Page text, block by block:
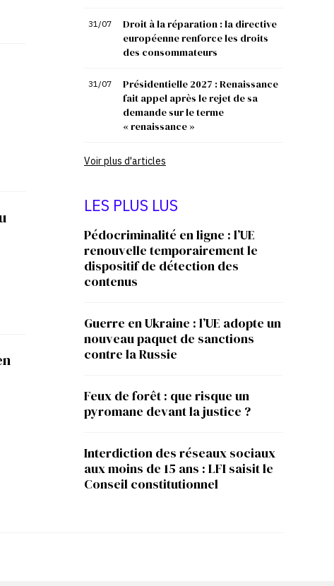
31/07
Droit à la réparation : la directive
européenne renforce les droits
des consommateurs
31/07
Présidentielle 2027 : Renaissance
fait appel après le rejet de sa
demande sur le terme
« renaissance »
Voir plus d'articles
LES PLUS LUS
Pédocriminalité en ligne : l’UE
renouvelle temporairement le
dispositif de détection des
contenus
Guerre en Ukraine : l’UE adopte un
nouveau paquet de sanctions
contre la Russie
Feux de forêt : que risque un
pyromane devant la justice ?
Interdiction des réseaux sociaux
aux moins de 15 ans : LFI saisit le
Conseil constitutionnel